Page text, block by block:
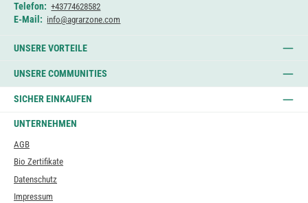
Telefon: +43774628582
E-Mail: info@agrarzone.com
UNSERE VORTEILE
UNSERE COMMUNITIES
SICHER EINKAUFEN
UNTERNEHMEN
AGB
Bio Zertifikate
Datenschutz
Impressum